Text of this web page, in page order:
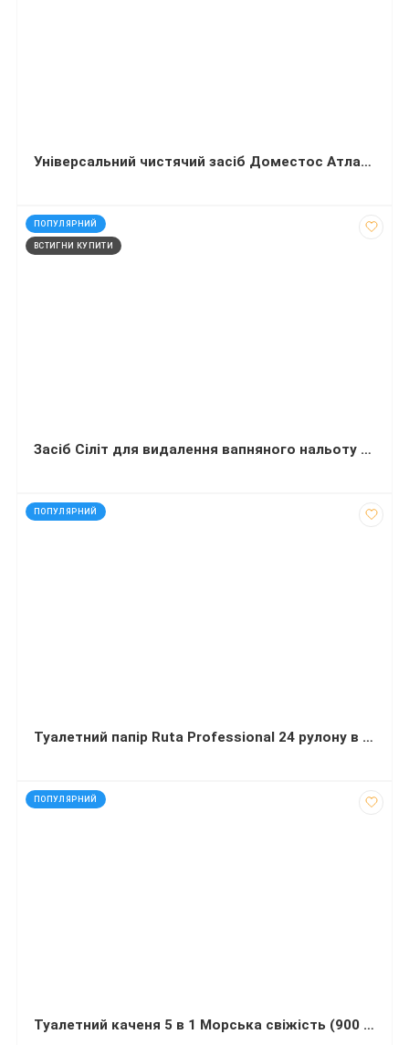
Універсальний чистячий засіб Доместос Атлантична свіжість 500 мл
ПОПУЛЯРНИЙ
ВСТИГНИ КУПИТИ
код: 60117
Засіб Сіліт для видалення вапняного нальоту та іржі 450 міллілітрів
ПОПУЛЯРНИЙ
код: 40204
Туалетний папір Ruta Professional 24 рулону в упаковці 17 метрів
ПОПУЛЯРНИЙ
код: 16162
Туалетний каченя 5 в 1 Морська свіжість (900 мілілітрів)